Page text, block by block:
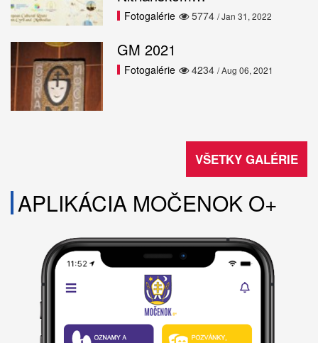
5774
Fotogalérie / Jan 31, 2022
GM 2021
4234
Fotogalérie / Aug 06, 2021
VŠETKY GALÉRIE
APLIKÁCIA MOČENOK O+